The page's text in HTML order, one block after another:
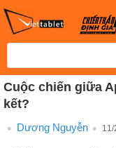
Cuộc chiến giữa
kết?
Dương Nguyễn 11/